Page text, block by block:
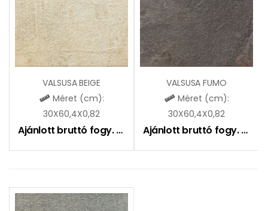
VALSUSA BEIGE
Méret (cm):
30X60,4X0,82
Ajánlott bruttó fogy. ár: 8990Ft
VALSUSA FUMO
Méret (cm):
30X60,4X0,82
Ajánlott bruttó fogy. ár: